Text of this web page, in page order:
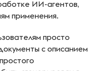
ИИ-агентов,
применения.
просто
с описанием